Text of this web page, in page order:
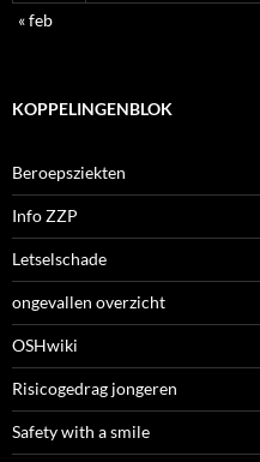
« feb
KOPPELINGENBLOK
Beroepsziekten
Info ZZP
Letselschade
ongevallen overzicht
OSHwiki
Risicogedrag jongeren
Safety with a smile